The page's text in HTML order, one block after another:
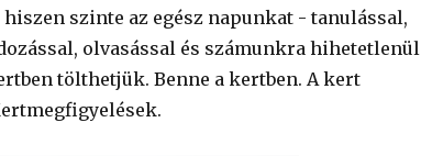
szinte az egész napunkat - tanulással,
olvasással és számunkra hihetetlenül
tölthetjük. Benne a kertben. A kert